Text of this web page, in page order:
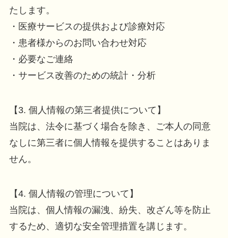
たします。
・医療サービスの提供および診療対応
・患者様からのお問い合わせ対応
・必要なご連絡
・サービス改善のための統計・分析
【3. 個人情報の第三者提供について】
当院は、法令に基づく場合を除き、ご本人の同意
なしに第三者に個人情報を提供することはありま
せん。
【4. 個人情報の管理について】
当院は、個人情報の漏洩、紛失、改ざん等を防止
するため、適切な安全管理措置を講じます。